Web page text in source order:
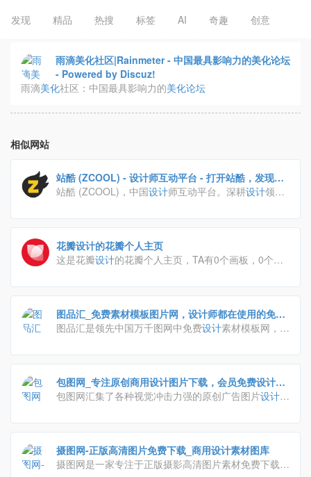
发现 精品 热搜 标签 AI 奇趣 创意
雨滴美化社区|Rainmeter - 中国最具影响力的美化论坛
- Powered by Discuz!
雨滴美化社区：中国最具影响力的美化论坛
相似网站
站酷 (ZCOOL) - 设计师互动平台 - 打开站酷，发现更
好的设计！
站酷 (ZCOOL)，中国设计师互动平台。深耕设计领域
师、艺术家、创意人，设计创意群体中具有较高的影响
花瓣设计的花瓣个人主页
这是花瓣设计的花瓣个人主页，TA有0个画板，0个采
图品汇_免费素材模板图片网，设计师都在使用的免费
素材图片平台
图品汇是领先中国万千图网中免费设计素材模板网，提
报/模板等，致力将中国优秀的设计师，高品质的设计
日更新2000+，高速免费下载。
包图网_专注原创商用设计图片下载，会员免费设计素
材模板独家图库
包图网汇集了各种视觉冲击力强的原创广告图片设计、
插画动图、装饰模型等素材，由顶尖的设计师供稿，符
网。
摄图网-正版高清图片免费下载_商用设计素材图库
摄图网是一家专注于正版摄影高清图片素材免费下载的